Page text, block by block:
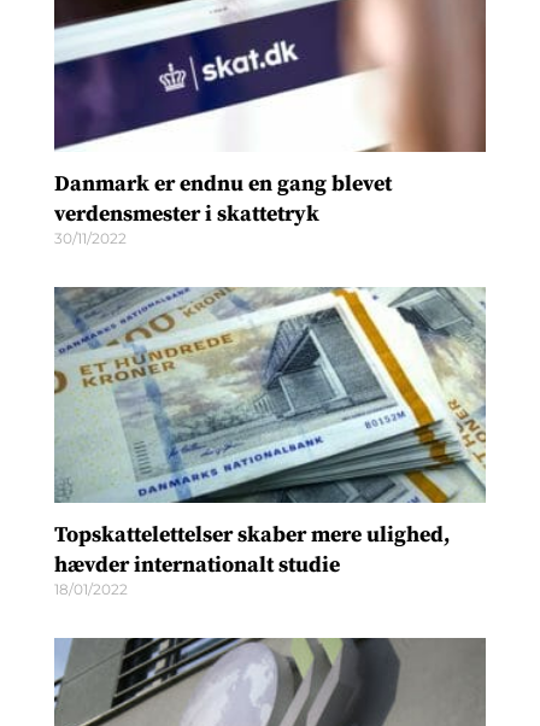
Danmark er endnu en gang blevet
verdensmester i skattetryk
30/11/2022
Topskattelettelser skaber mere ulighed,
hævder internationalt studie
18/01/2022